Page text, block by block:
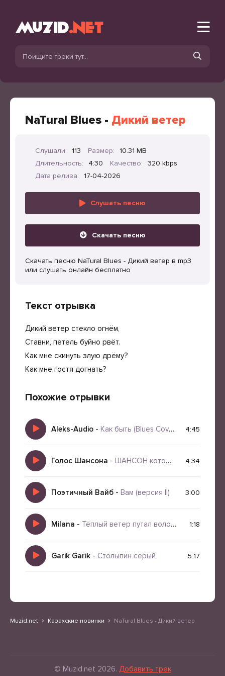
NaTural Blues - Дикий ветер
Слушали: 113 Размер:
10.31 MB
Длительность:
4:30 Качество:
320 kbps
Дата релиза:
17-04-2026
Слушать песню
Скачать песню
Скачать песню NaTural Blues - Дикий ветер в mp3
или слушать онлайн бесплатно
Текст отрывка
Дикий ветер стекло огнём,
Ставни, петель буйно рвёт.
Как мне скинуть злую дрёму?
Как мне гостя догнать?
Похожие отрывки
Aleks-Audio - Как быть (Blues Cover Version) 4:45
Голос Шансона - ШАНСОН который рвёт душу 4:34
Поэтичный Вайб - Вам (версия II) 3:00
Milana - Тёплый ветер путал волосы мои 1:18
Garik Garik - Столыпин серый 5:17
Muzid.net Казахские новинки NaTural Blues - Дикий ветер
© Muzid.net 2026. Добавить трек